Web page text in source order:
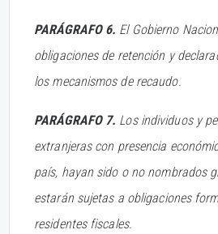
PARÁGRAFO 6. El Gobierno
obligaciones de retención y
los mecanismos de recaudo.
PARÁGRAFO 7. Los individuos y
extranjeras con presencia
país, hayan sido o no nombrados
estarán sujetas a obligaciones
residentes fiscales.